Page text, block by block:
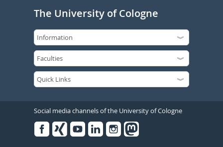
The University of Cologne
Social media channels of the University of Cologne